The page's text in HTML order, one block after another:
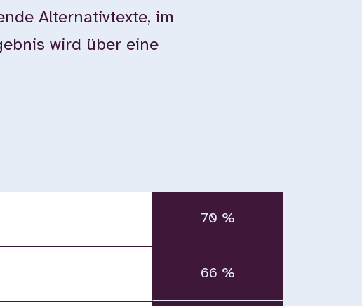
Alternativtexte, im
wird über eine
70 %
66 %